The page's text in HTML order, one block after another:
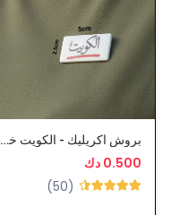
بروش اكريليك - الكويت خط احمر
0.500 دك
(50)